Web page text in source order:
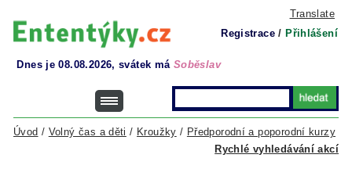
Translate
Registrace / Přihlášení
Dnes je 08.08.2026, svátek má Soběslav
Rychlé vyhledávání akcí
Úvod / Volný čas a děti / Kroužky / Předporodní a poporodní kurzy